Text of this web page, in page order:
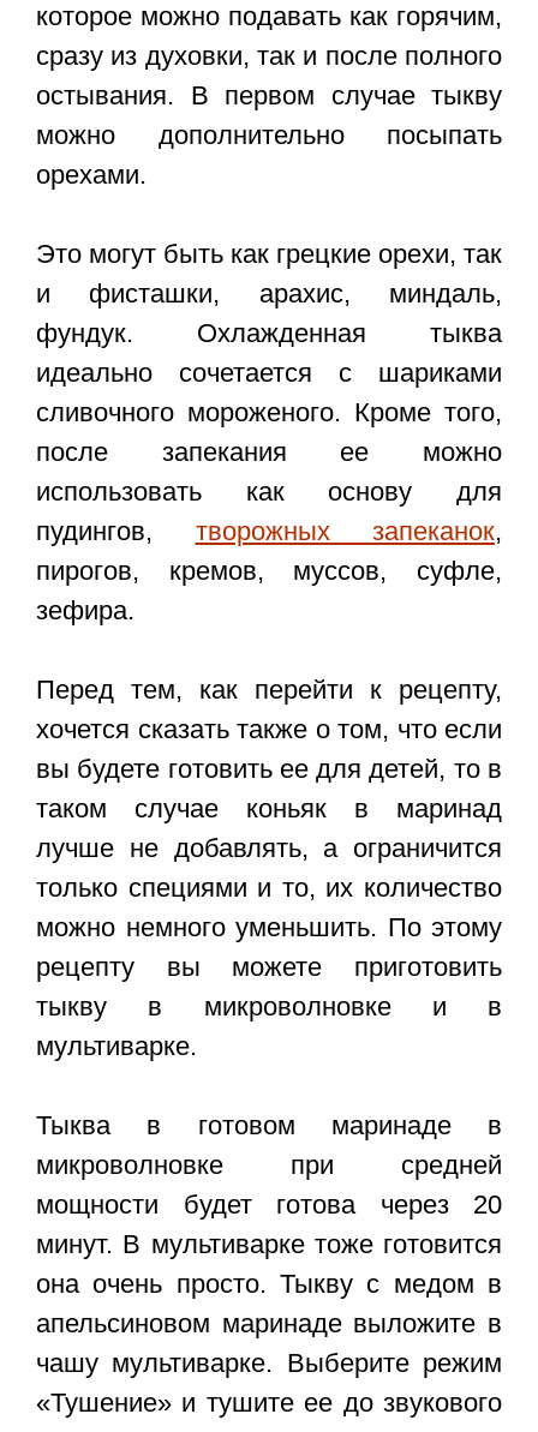
которое можно подавать как горячим,
сразу из духовки, так и после полного
остывания. В первом случае тыкву
можно дополнительно посыпать
орехами.
Это могут быть как грецкие орехи, так
и фисташки, арахис, миндаль,
фундук. Охлажденная тыква
идеально сочетается с шариками
сливочного мороженого. Кроме того,
после запекания ее можно
использовать как основу для
пудингов, творожных запеканок,
пирогов, кремов, муссов, суфле,
зефира.
Перед тем, как перейти к рецепту,
хочется сказать также о том, что если
вы будете готовить ее для детей, то в
таком случае коньяк в маринад
лучше не добавлять, а ограничится
только специями и то, их количество
можно немного уменьшить. По этому
рецепту вы можете приготовить
тыкву в микроволновке и в
мультиварке.
Тыква в готовом маринаде в
микроволновке при средней
мощности будет готова через 20
минут. В мультиварке тоже готовится
она очень просто. Тыкву с медом в
апельсиновом маринаде выложите в
чашу мультиварке. Выберите режим
«Тушение» и тушите ее до звукового